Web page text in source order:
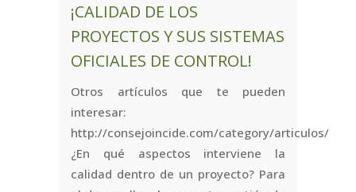
¡CALIDAD DE LOS
PROYECTOS Y SUS SISTEMAS
OFICIALES DE CONTROL!
Otros artículos que te pueden
interesar:
http://consejoincide.com/category/articulos/
¿En qué aspectos interviene la
calidad dentro de un proyecto? Para